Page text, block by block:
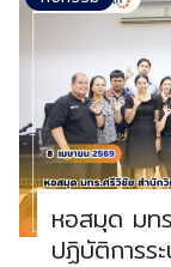
หอสมุด มท
ปฏิบัติการร